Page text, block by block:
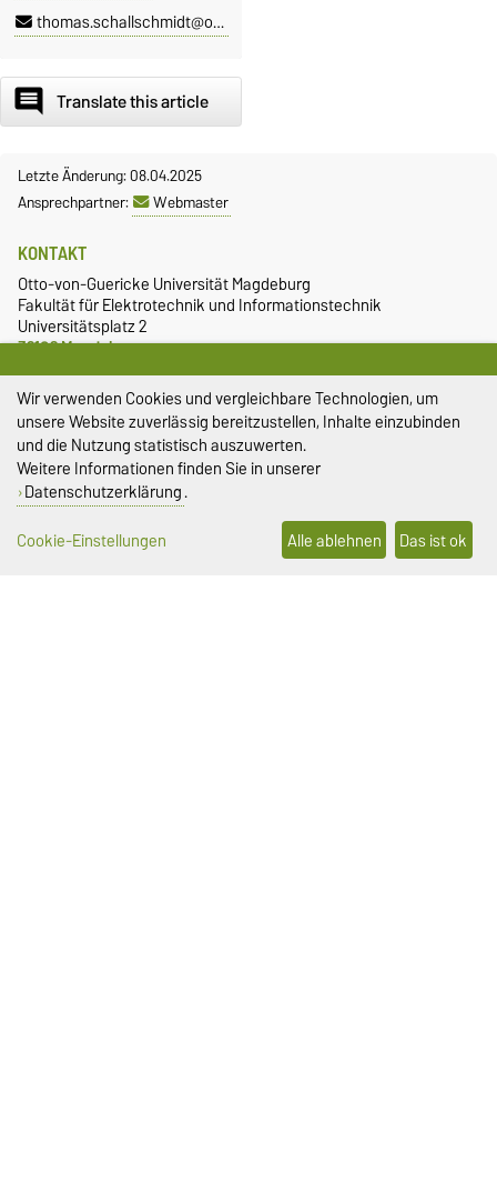
thomas.schallschmidt@ovgu.de
comment Translate this article
Letzte Änderung: 08.04.2025
Ansprechpartner:
Webmaster
SOZIALE MEDIEN
KONTAKT
Otto-von-Guericke Universität Magdeburg
Fakultät für Elektrotechnik und Informationstechnik
Universitätsplatz 2
39106 Magdeburg
+49 391 67-58641
mehr…
Wir verwenden Cookies und vergleichbare Technologien, um
unsere Website zuverlässig bereitzustellen, Inhalte einzubinden
und die Nutzung statistisch auszuwerten.
Weitere Informationen finden Sie in unserer
Datenschutzerklärung.
Cookie-Einstellungen
Alle ablehnen Das ist ok